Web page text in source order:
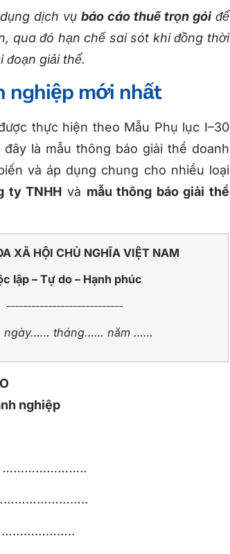
dịch vụ báo cáo thuế trọn gói để
qua đó hạn chế sai sót khi đồng thời
đoạn giải thể.
nghiệp mới nhất
thực hiện theo Mẫu Phụ lục I–30
là mẫu thông báo giải thể doanh
và áp dụng chung cho nhiều loại
ty TNHH và mẫu thông báo giải thể
XÃ HỘI CHỦ NGHĨA VIỆT NAM
lập – Tự do – Hạnh phúc
tháng…… năm ……
nghiệp
…………………..